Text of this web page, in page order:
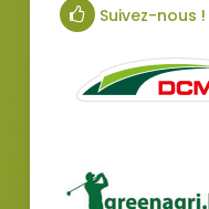
Suivez-nous !